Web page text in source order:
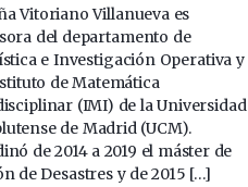
Vitoriano Villanueva es
del departamento de
e Investigación Operativa y
de Matemática
(IMI) de la Universidad
de Madrid (UCM).
de 2014 a 2019 el máster de
de Desastres y de 2015 […]